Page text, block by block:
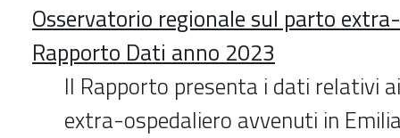
Osservatorio regionale sul parto
Rapporto Dati anno 2023
Il Rapporto presenta i dati relativi
extra-ospedaliero avvenuti in